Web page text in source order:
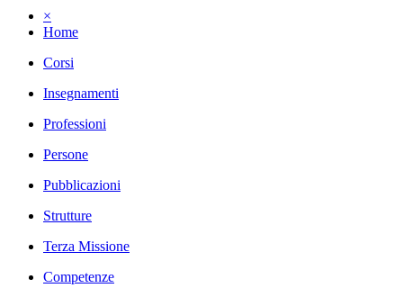
×
Home
Corsi
Insegnamenti
Professioni
Persone
Pubblicazioni
Strutture
Terza Missione
Competenze